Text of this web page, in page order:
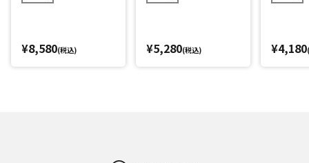
¥8,580(税込) ¥5,280(税込) ¥4,180